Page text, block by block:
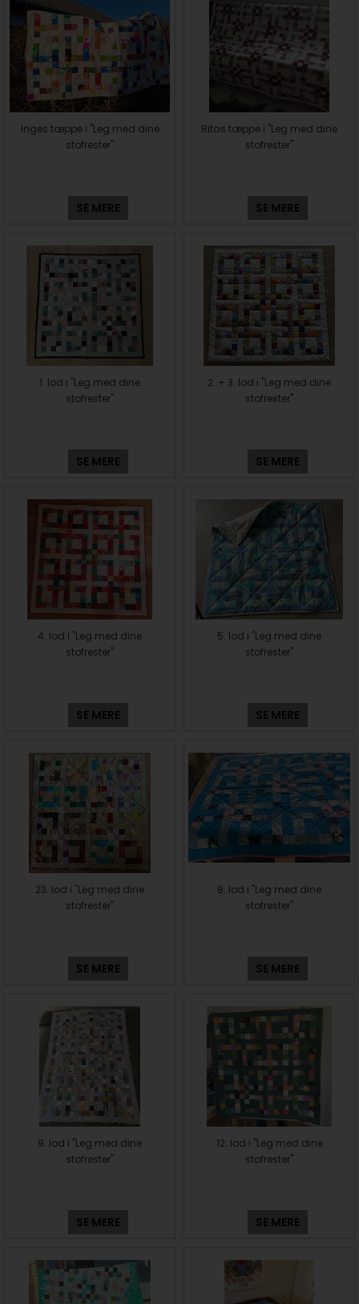
Inges tæppe i "Leg med dine
stofrester"
SE MERE
Ritas tæppe i "Leg med dine
stofrester"
SE MERE
1. lod i "Leg med dine
stofrester"
SE MERE
2. + 3. lod i "Leg med dine
stofrester"
SE MERE
4. lod i "Leg med dine
stofrester"
SE MERE
5. lod i "Leg med dine
stofrester"
SE MERE
23. lod i "Leg med dine
stofrester"
SE MERE
8. lod i "Leg med dine
stofrester"
SE MERE
9. lod i "Leg med dine
stofrester"
SE MERE
12. lod i "Leg med dine
stofrester"
SE MERE